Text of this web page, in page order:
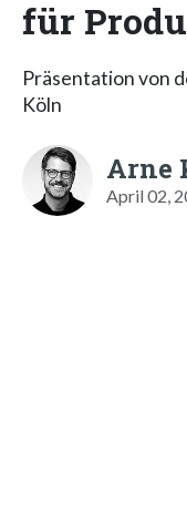
für
Präsentation von
Köln
Arne
April 02,